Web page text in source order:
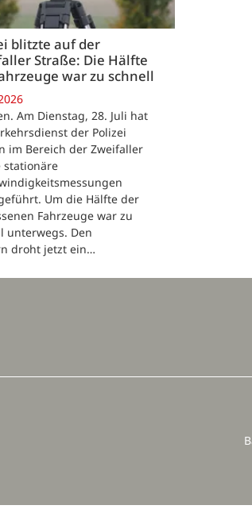
blitzte auf der
Straße: Die Hälfte
war zu schnell
Am Dienstag, 28. Juli hat
der Polizei
im Bereich der Zweifaller
stationäre
Um die Hälfte der
Fahrzeuge war zu
unterwegs. Den
droht jetzt ein…